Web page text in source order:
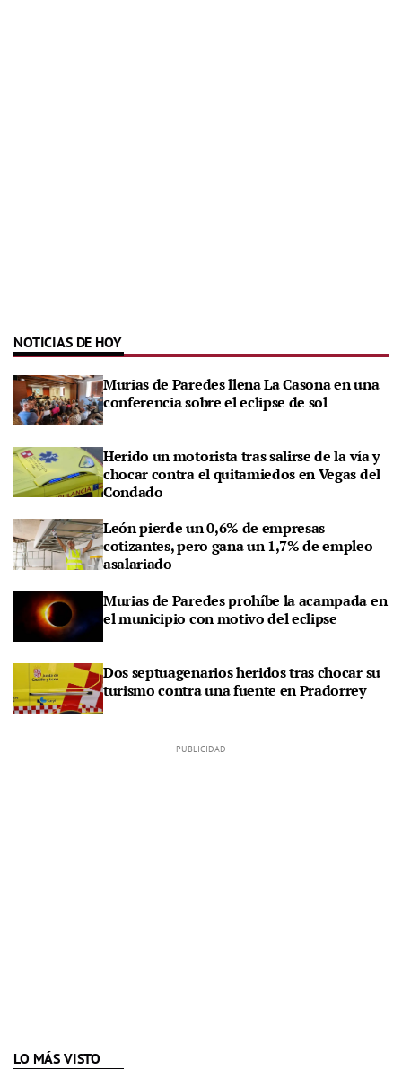
NOTICIAS DE HOY
Murias de Paredes llena La Casona en una
conferencia sobre el eclipse de sol
Herido un motorista tras salirse de la vía y
chocar contra el quitamiedos en Vegas del
Condado
León pierde un 0,6% de empresas
cotizantes, pero gana un 1,7% de empleo
asalariado
Murias de Paredes prohíbe la acampada en
el municipio con motivo del eclipse
Dos septuagenarios heridos tras chocar su
turismo contra una fuente en Pradorrey
LO MÁS VISTO